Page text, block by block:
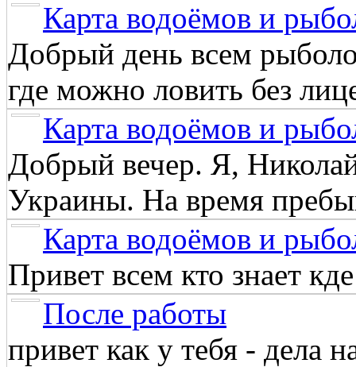
Карта водоёмов и
Добрый день всем
где можно ловить без
Карта водоёмов и
Добрый вечер. Я,
Украины. На время
Карта водоёмов и
Привет всем кто знает
После работы
привет как у тебя - дела